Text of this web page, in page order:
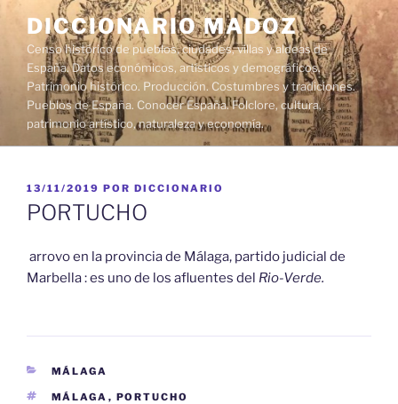
contenido
DICCIONARIO MADOZ
Censo histórico de pueblos, ciudades, villas y aldeas de
España. Datos económicos, artísticos y demográficos.
Patrimonio histórico. Producción. Costumbres y tradiciones.
Pueblos de España. Conocer España. Folclore, cultura,
patrimonio artístico, naturaleza y economía.
PUBLICADO
EL
13/11/2019 POR DICCIONARIO
PORTUCHO
arrovo en la provincia de Málaga, partido judicial de
Marbella : es uno de los afluentes del Rio-Verde.
CATEGORÍAS
MÁLAGA
ETIQUETAS
MÁLAGA , PORTUCHO